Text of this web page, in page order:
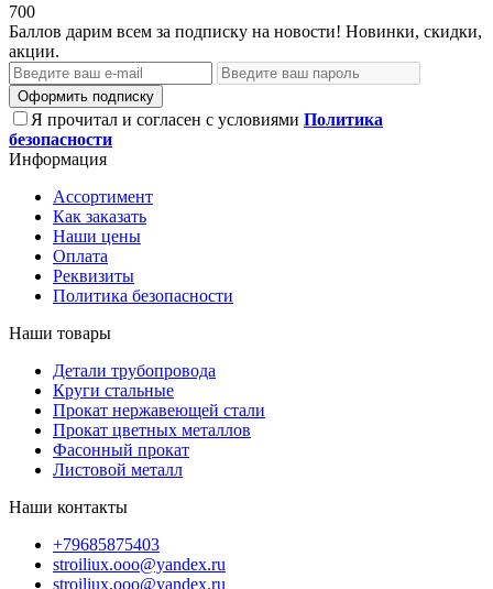
700
Баллов дарим всем за подписку на новости! Новинки, скидки,
акции.
Оформить подписку
Я прочитал и согласен с условиями Политика
безопасности
Информация
Ассортимент
Как заказать
Наши цены
Оплата
Реквизиты
Политика безопасности
Наши товары
Детали трубопровода
Круги стальные
Прокат нержавеющей стали
Прокат цветных металлов
Фасонный прокат
Листовой металл
Наши контакты
+79685875403
stroiliux.ooo@yandex.ru
stroiliux.ooo@yandex.ru